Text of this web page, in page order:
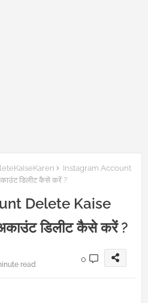
Instagram Account
डिलीट कैसे करें ?
Delete Kaise
डिलीट कैसे करें ?
read
0